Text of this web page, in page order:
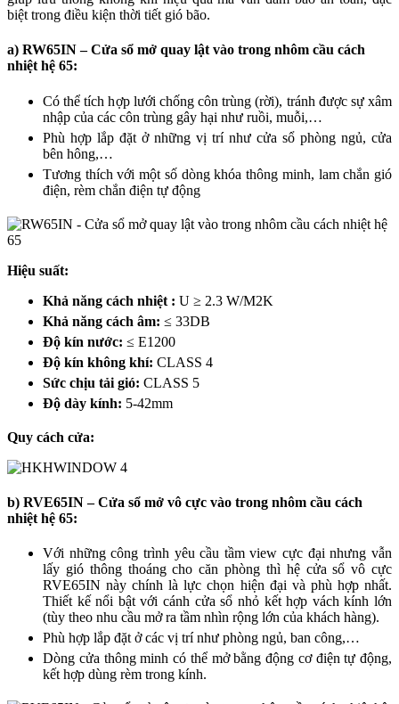
biệt trong điều kiện thời tiết gió bão.
a) RW65IN – Cửa sổ mở quay lật vào trong nhôm cầu cách
nhiệt hệ 65:
Có thể tích hợp lưới chống côn trùng (rời), tránh được sự xâm
nhập của các côn trùng gây hại như ruồi, muỗi,…
Phù hợp lắp đặt ở những vị trí như cửa sổ phòng ngủ, cửa
bên hông,…
Tương thích với một số dòng khóa thông minh, lam chắn gió
điện, rèm chắn điện tự động
Hiệu suất:
Khả năng cách nhiệt : U ≥ 2.3 W/M2K
Khả năng cách âm: ≤ 33DB
Độ kín nước: ≤ E1200
Độ kín không khí: CLASS 4
Sức chịu tải gió: CLASS 5
Độ dày kính: 5-42mm
Quy cách cửa:
b) RVE65IN – Cửa sổ mở vô cực vào trong nhôm cầu cách
nhiệt hệ 65:
Với những công trình yêu cầu tầm view cực đại nhưng vẫn
lấy gió thông thoáng cho căn phòng thì hệ cửa sổ vô cực
RVE65IN này chính là lực chọn hiện đại và phù hợp nhất.
Thiết kế nổi bật với cánh cửa sổ nhỏ kết hợp vách kính lớn
(tùy theo nhu cầu mở ra tầm nhìn rộng lớn của khách hàng).
Phù hợp lắp đặt ở các vị trí như phòng ngủ, ban công,…
Dòng cửa thông minh có thể mở bằng động cơ điện tự động,
kết hợp dùng rèm trong kính.